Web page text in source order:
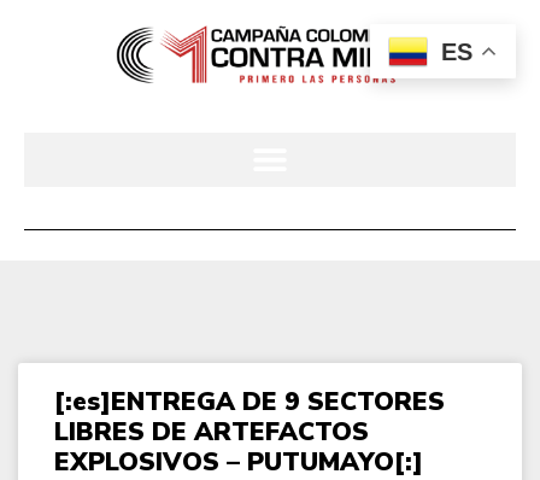
[:es]ENTREGA DE 9 SECTORES
LIBRES DE ARTEFACTOS
EXPLOSIVOS – PUTUMAYO[:]
ES